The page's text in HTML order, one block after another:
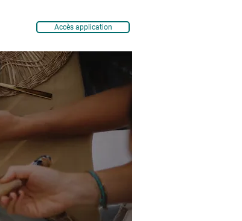
Accès application